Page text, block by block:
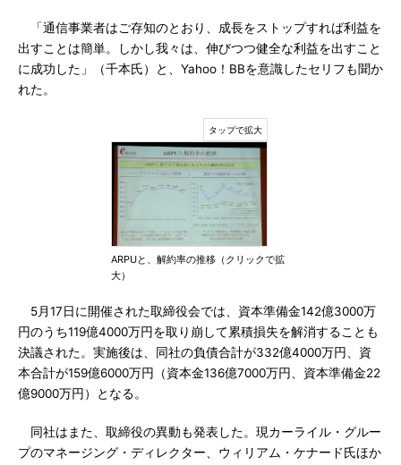
「通信事業者はご存知のとおり、成長をストップすれば利益を
出すことは簡単。しかし我々は、伸びつつ健全な利益を出すこと
に成功した」（千本氏）と、Yahoo！BBを意識したセリフも聞か
れた。
ARPUと、解約率の推移（クリックで拡
大）
5月17日に開催された取締役会では、資本準備金142億3000万
円のうち119億4000万円を取り崩して累積損失を解消することも
決議された。実施後は、同社の負債合計が332億4000万円、資
本合計が159億6000万円（資本金136億7000万円、資本準備金22
億9000万円）となる。
同社はまた、取締役の異動も発表した。現カーライル・グルー
プのマネージング・ディレクター、ウィリアム・ケナード氏ほか